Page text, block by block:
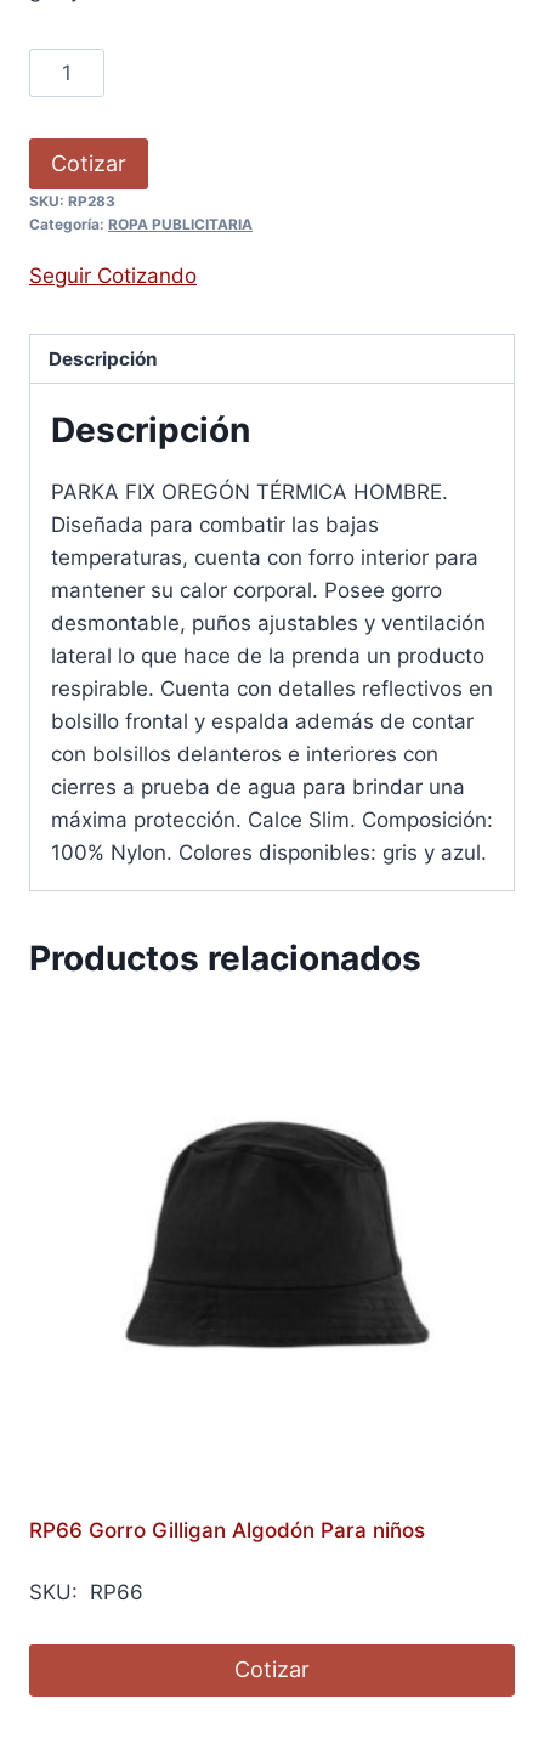
Cotizar
SKU: RP283
Categoría: ROPA PUBLICITARIA
Seguir Cotizando
Descripción
Descripción
PARKA FIX OREGÓN TÉRMICA HOMBRE.
Diseñada para combatir las bajas
temperaturas, cuenta con forro interior para
mantener su calor corporal. Posee gorro
desmontable, puños ajustables y ventilación
lateral lo que hace de la prenda un producto
respirable. Cuenta con detalles reflectivos en
bolsillo frontal y espalda además de contar
con bolsillos delanteros e interiores con
cierres a prueba de agua para brindar una
máxima protección. Calce Slim. Composición:
100% Nylon. Colores disponibles: gris y azul.
Productos relacionados
RP66 Gorro Gilligan Algodón Para niños
SKU: RP66
Cotizar